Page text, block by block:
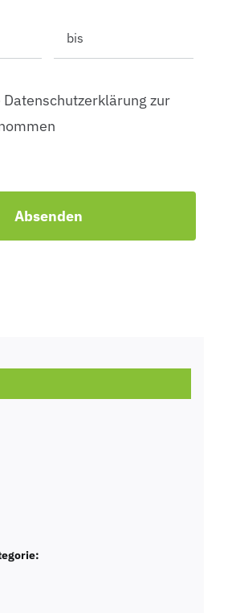
Datenschutzerklärung zur
Absenden